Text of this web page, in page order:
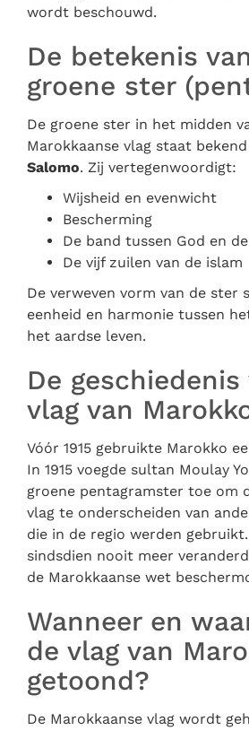
wordt beschouwd.
De betekenis
groene ster
De groene ster in het midden
Marokkaanse vlag staat
Salomo. Zij vertegenwoordigt:
Wijsheid en evenwicht
Bescherming
De band tussen God en
De vijf zuilen van de islam
De verweven vorm van de ster
eenheid en harmonie tussen
het aardse leven.
De geschiedenis
vlag van
Vóór 1915 gebruikte Marokko
In 1915 voegde sultan Moulay
groene pentagramster toe om
vlag te onderscheiden van
die in de regio werden
sindsdien nooit meer
de Marokkaanse wet
Wanneer en
de vlag van
getoond?
De Marokkaanse vlag wordt